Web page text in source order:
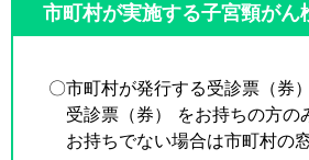
市町村が実施する子宮頸がん
〇市町村が発行する受診票（券
受診票（券） をお持ちの方の
お持ちでない場合は市町村の